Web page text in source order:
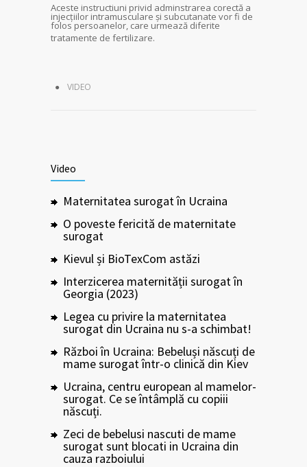
Aceste instructiuni privid adminstrarea corectă a
injecțiilor intramusculare și subcutanate vor fi de
folos persoanelor, care urmează diferite
tratamente de fertilizare.
VIDEO
Video
Maternitatea surogat în Ucraina
O poveste fericită de maternitate
surogat
Kievul și BioTexCom astăzi
Interzicerea maternității surogat în
Georgia (2023)
Legea cu privire la maternitatea
surogat din Ucraina nu s-a schimbat!
Război în Ucraina: Bebeluși născuți de
mame surogat într-o clinică din Kiev
Ucraina, centru european al mamelor-
surogat. Ce se întâmplă cu copiii
născuți.
Zeci de bebelusi nascuti de mame
surogat sunt blocati in Ucraina din
cauza razboiului